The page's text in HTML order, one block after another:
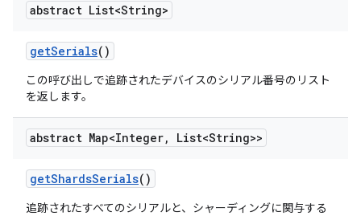
abstract List<String>
getSerials()
この呼び出しで追跡されたデバイスのシリアル番号のリスト
を返します。
abstract Map<Integer, List<String>>
getShardsSerials()
追跡されたすべてのシリアルと、シャーディングに関与する